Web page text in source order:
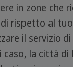
in zone che
rispetto al
il servizio
la città di